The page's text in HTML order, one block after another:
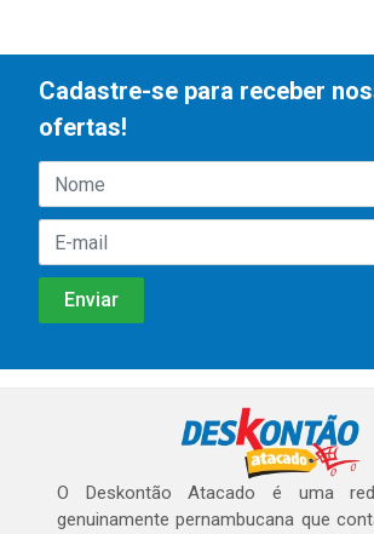
Cadastre-se para receber
ofertas!
O Deskontão Atacado é uma
genuinamente pernambucana que